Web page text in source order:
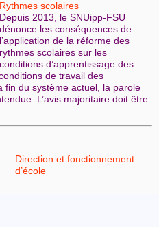
Rythmes scolaires
Depuis 2013, le SNUipp-FSU
dénonce les conséquences de
l’application de la réforme des
rythmes scolaires sur les
conditions d’apprentissage des
de travail des
fin du système actuel, la parole
L’avis majoritaire doit être
Direction et fonctionnement
d’école